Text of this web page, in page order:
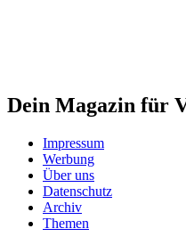
Dein Magazin für
Impressum
Werbung
Über uns
Datenschutz
Archiv
Themen